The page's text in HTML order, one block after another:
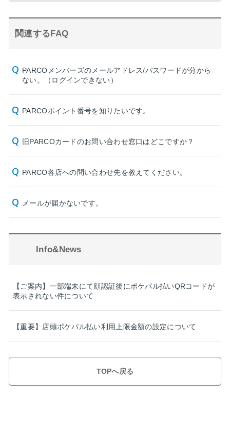
関連するFAQ
PARCOメンバーズのメールアドレス/パスワードが分から
ない。（ログインできない）
PARCOポイント番号を知りたいです。
旧PARCOカードのお問い合わせ窓口はどこですか？
PARCO各店への問い合わせ先を教えてください。
メールが届かないです。
Info&News
【ご案内】一部端末にて顔認証後にポケパル払いQRコードが
表示されない件について
【重要】店頭ポケパル払い利用上限金額の設定について
TOPへ戻る